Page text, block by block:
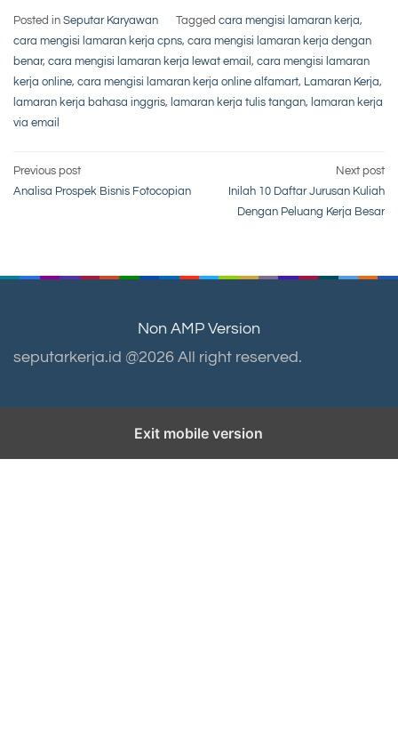
Posted in Seputar Karyawan Tagged cara mengisi lamaran kerja,
cara mengisi lamaran kerja cpns, cara mengisi lamaran kerja dengan
benar, cara mengisi lamaran kerja lewat email , cara mengisi lamaran
kerja online, cara mengisi lamaran kerja online alfamart, Lamaran Kerja,
lamaran kerja bahasa inggris, lamaran kerja tulis tangan, lamaran kerja
via email
Post
Previous post
Analisa Prospek Bisnis Fotocopian
Next post
Inilah 10 Daftar Jurusan Kuliah
Dengan Peluang Kerja Besar
Non AMP Version
seputarkerja.id @2026 All right reserved.
Exit mobile version